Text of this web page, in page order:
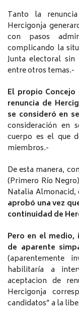
Tanto la
Hercigonja
con pasos
complicando la
Junta electoral
entre otros temas.-
El propio
renuncia de
se consideró en
consideración en
cuerpo es el que
miembros.-
De esta manera,
(Primero Río
Natalia Almonacid,
aprobó una vez
continuidad de
Pero en el
de aparente
(aparentemente
habilitaría a
aceptacion de
Hercigonja
candidatos” a la